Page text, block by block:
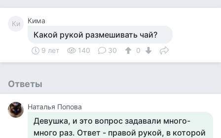
Ки Кима
Какой рукой размешивать чай?
9 лет 140 30 0
Ответы
Наталья Попова
Девушка, и это вопрос задавали много-
много раз. Ответ - правой рукой, в которой